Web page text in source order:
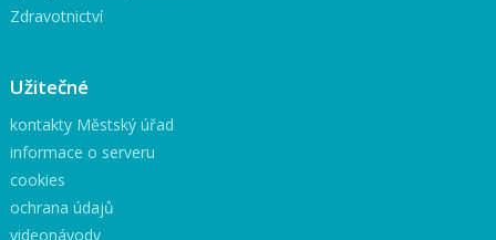
Zdravotnictví
Užitečné
kontakty Městský úřad
informace o serveru
cookies
ochrana údajů
videonávody